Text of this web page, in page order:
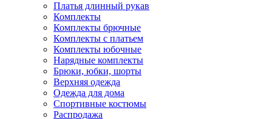
Платья длинный рукав
Комплекты
Комплекты брючные
Комплекты с платьем
Комплекты юбочные
Нарядные комплекты
Брюки, юбки, шорты
Верхняя одежда
Одежда для дома
Спортивные костюмы
Распродажа